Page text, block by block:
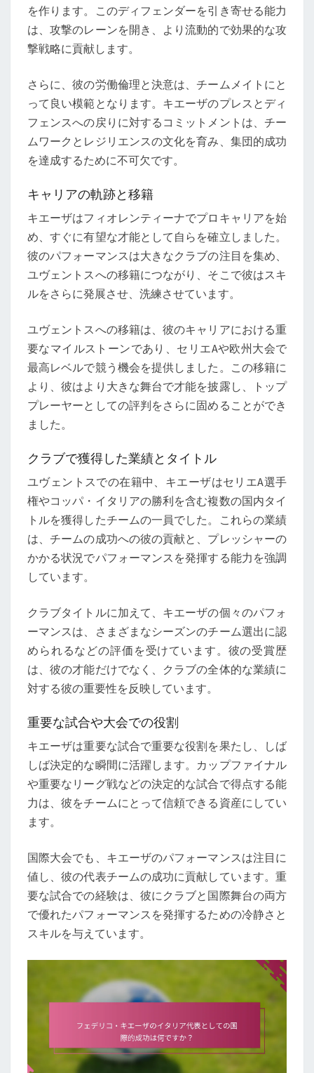
を作ります。このディフェンダーを引き寄せる能力
は、攻撃のレーンを開き、より流動的で効果的な攻
撃戦略に貢献します。
さらに、彼の労働倫理と決意は、チームメイトにと
って良い模範となります。キエーザのプレスとディ
フェンスへの戻りに対するコミットメントは、チー
ムワークとレジリエンスの文化を育み、集団的成功
を達成するために不可欠です。
キャリアの軌跡と移籍
キエーザはフィオレンティーナでプロキャリアを始
め、すぐに有望な才能として自らを確立しました。
彼のパフォーマンスは大きなクラブの注目を集め、
ユヴェントスへの移籍につながり、そこで彼はスキ
ルをさらに発展させ、洗練させています。
ユヴェントスへの移籍は、彼のキャリアにおける重
要なマイルストーンであり、セリエAや欧州大会で
最高レベルで競う機会を提供しました。この移籍に
より、彼はより大きな舞台で才能を披露し、トップ
プレーヤーとしての評判をさらに固めることができ
ました。
クラブで獲得した業績とタイトル
ユヴェントスでの在籍中、キエーザはセリエA選手
権やコッパ・イタリアの勝利を含む複数の国内タイ
トルを獲得したチームの一員でした。これらの業績
は、チームの成功への彼の貢献と、プレッシャーの
かかる状況でパフォーマンスを発揮する能力を強調
しています。
クラブタイトルに加えて、キエーザの個々のパフォ
ーマンスは、さまざまなシーズンのチーム選出に認
められるなどの評価を受けています。彼の受賞歴
は、彼の才能だけでなく、クラブの全体的な業績に
対する彼の重要性を反映しています。
重要な試合や大会での役割
キエーザは重要な試合で重要な役割を果たし、しば
しば決定的な瞬間に活躍します。カップファイナル
や重要なリーグ戦などの決定的な試合で得点する能
力は、彼をチームにとって信頼できる資産にしてい
ます。
国際大会でも、キエーザのパフォーマンスは注目に
値し、彼の代表チームの成功に貢献しています。重
要な試合での経験は、彼にクラブと国際舞台の両方
で優れたパフォーマンスを発揮するための冷静さと
スキルを与えています。